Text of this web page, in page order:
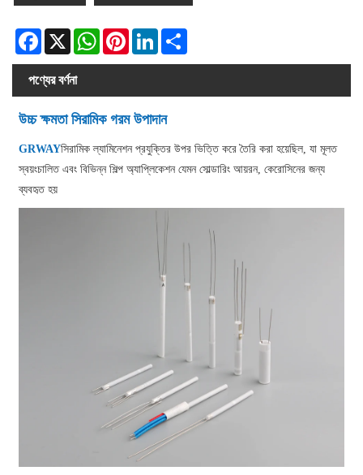
Facebook
X WhatsAppPinterestLinkedIn
পণ্যের বর্ণনা
উচ্চ ক্ষমতা সিরামিক গরম উপাদান
GRWAYসিরামিক ল্যামিনেশন প্রযুক্তির উপর ভিত্তি করে তৈরি করা হয়েছিল, যা মূলত
স্বয়ংচালিত এবং বিভিন্ন শিল্প অ্যাপ্লিকেশন যেমন সোল্ডারিং আয়রন, কেরোসিনের জন্য
ব্যবহৃত হয়